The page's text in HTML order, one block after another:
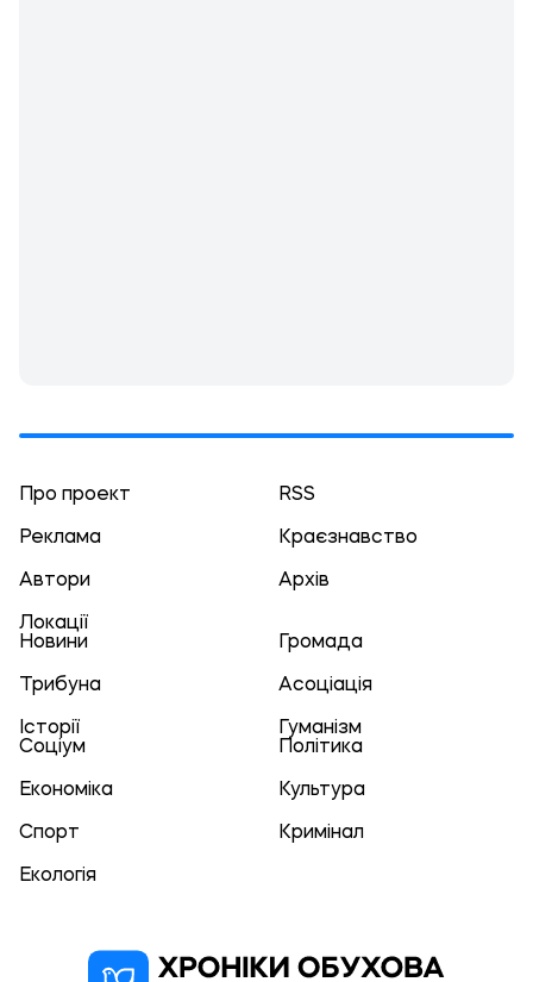
Про проект RSS
Реклама Краєзнавство
Автори Архів
Локації
Новини
Громада
Трибуна Асоціація
Історії
Гуманізм
Соціум
Політика
Економіка Культура
Спорт Кримінал
Екологія